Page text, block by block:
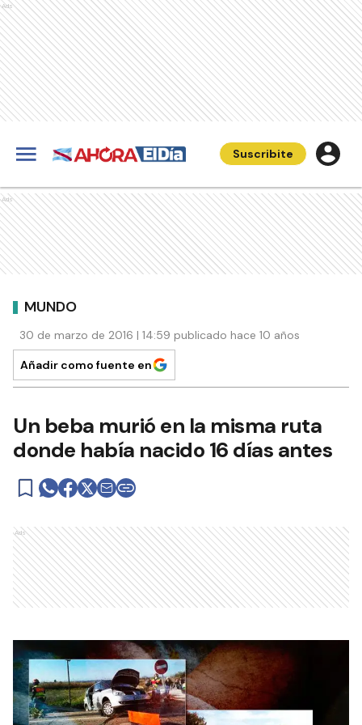
Ads
Suscribite
Ads
MUNDO
30 de marzo de 2016 | 14:59 publicado hace 10 años
Añadir como fuente en
Un beba murió en la misma ruta
donde había nacido 16 días antes
Ads